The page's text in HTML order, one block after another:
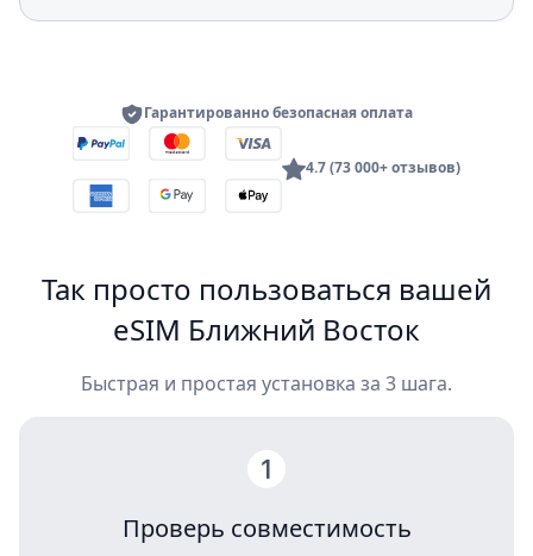
Гарантированно безопасная оплата
4.7 (73 000+ отзывов)
Так просто пользоваться вашей
eSIM Ближний Восток
Быстрая и простая установка за 3 шага.
Проверь совместимость